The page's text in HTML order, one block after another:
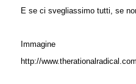
E se ci svegliassimo tutti, se
http://